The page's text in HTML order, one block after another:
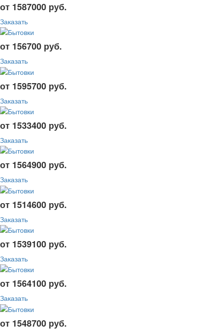
от 1587000 руб.
Заказать
от 156700 руб.
Заказать
от 1595700 руб.
Заказать
от 1533400 руб.
Заказать
от 1564900 руб.
Заказать
от 1514600 руб.
Заказать
от 1539100 руб.
Заказать
от 1564100 руб.
Заказать
от 1548700 руб.